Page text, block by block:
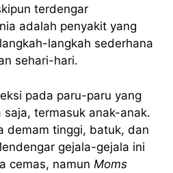
terdengar
adalah penyakit yang
langkah sederhana
sehari-hari.
pada paru-paru yang
termasuk anak-anak.
demam tinggi, batuk, dan
gejala-gejala ini
cemas, namun Moms